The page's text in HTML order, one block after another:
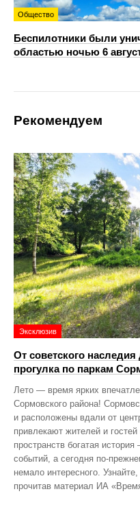
Общество
Беспилотники были
областью ночью 6
Рекомендуем
Эксклюзив
От советского
прогулка по паркам
Лето — время ярких
Сормовского района!
и расположены вдали от
привлекают жителей и
пространств богатая
событий, а сегодня
немало интересного.
прочитав материал ИА